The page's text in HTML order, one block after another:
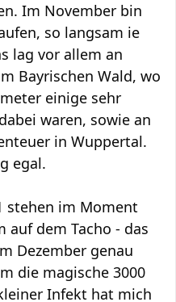
Im November bin
so langsam ie
lag vor allem an
Bayrischen Wald, wo
einige sehr
waren, sowie an
in Wuppertal.
egal.
stehen im Moment
auf dem Tacho - das
Dezember genau
die magische 3000
Infekt hat mich